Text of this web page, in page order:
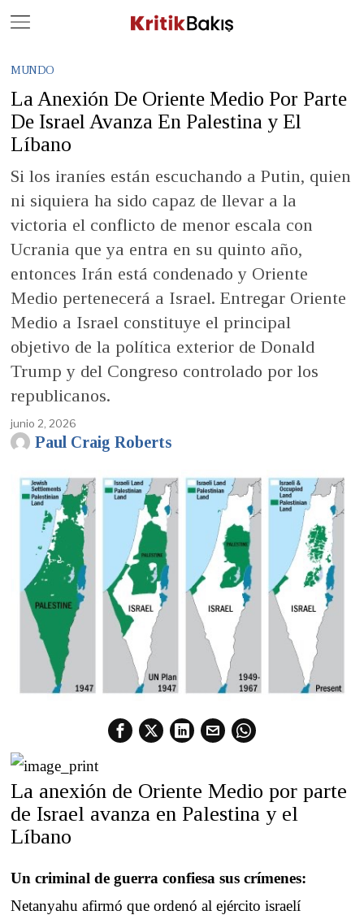
MUNDO
La Anexión De Oriente Medio Por Parte
De Israel Avanza En Palestina y El
Líbano
Si los iraníes están escuchando a Putin, quien
ni siquiera ha sido capaz de llevar a la
victoria el conflicto de menor escala con
Ucrania que ya entra en su quinto año,
entonces Irán está condenado y Oriente
Medio pertenecerá a Israel. Entregar Oriente
Medio a Israel constituye el principal
objetivo de la política exterior de Donald
Trump y del Congreso controlado por los
republicanos.
junio 2, 2026
Paul Craig Roberts
La anexión de Oriente Medio por parte
de Israel avanza en Palestina y el
Líbano
Un criminal de guerra confiesa sus crímenes:
Netanyahu afirmó que ordenó al ejército israelí